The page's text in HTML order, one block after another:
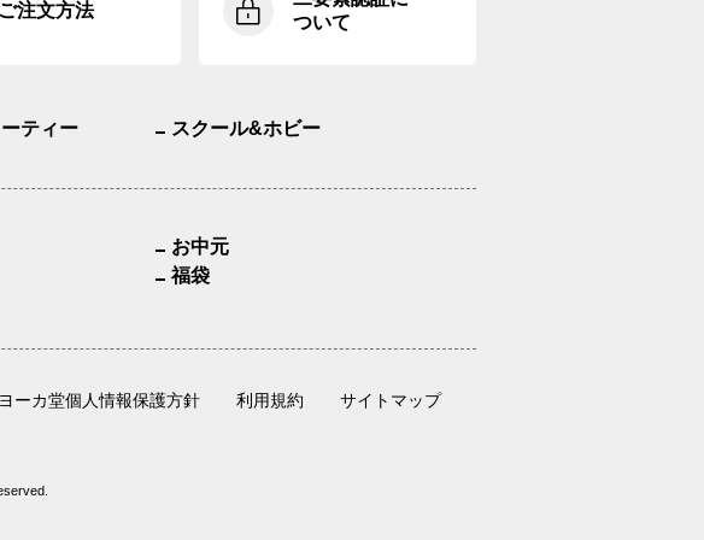
ご注文方法
ついて
ティー スクール&ホビー
お中元
福袋
ーカ堂個人情報保護方針 利用規約 サイトマップ